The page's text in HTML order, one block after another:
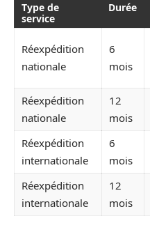
Type de
service
Durée
Réexpédition
nationale
6
mois
Réexpédition
nationale
12
mois
Réexpédition
internationale
6
mois
Réexpédition
internationale
12
mois